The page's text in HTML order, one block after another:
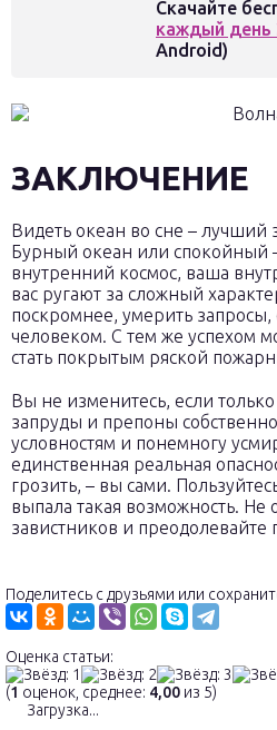
Скачайте
каждый день
Android)
ЗАКЛЮЧЕНИЕ
Видеть океан во сне – лучший
Бурный океан или спокойный
внутренний космос, ваша
вас ругают за сложный
поскромнее, умерить запросы,
человеком. С тем же успехом
стать покрытым ряской
Вы не изменитесь, если
запруды и препоны
условностям и понемногу
единственная реальная
грозить, – вы сами.
выпала такая возможность.
завистников и преодолевайте
Поделитесь с друзьями или
Оценка статьи:
(1 оценок, среднее: 4,00 из 5)
Загрузка...